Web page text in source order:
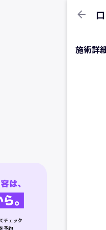
arrow_back
施術詳